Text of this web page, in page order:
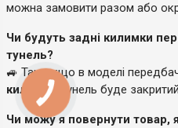
можна замовити разом або
Чи будуть задні килимки
тунель?
🚙 Так, якщо в моделі
килимок
, тунель буде
Чи можу я повернути товар,